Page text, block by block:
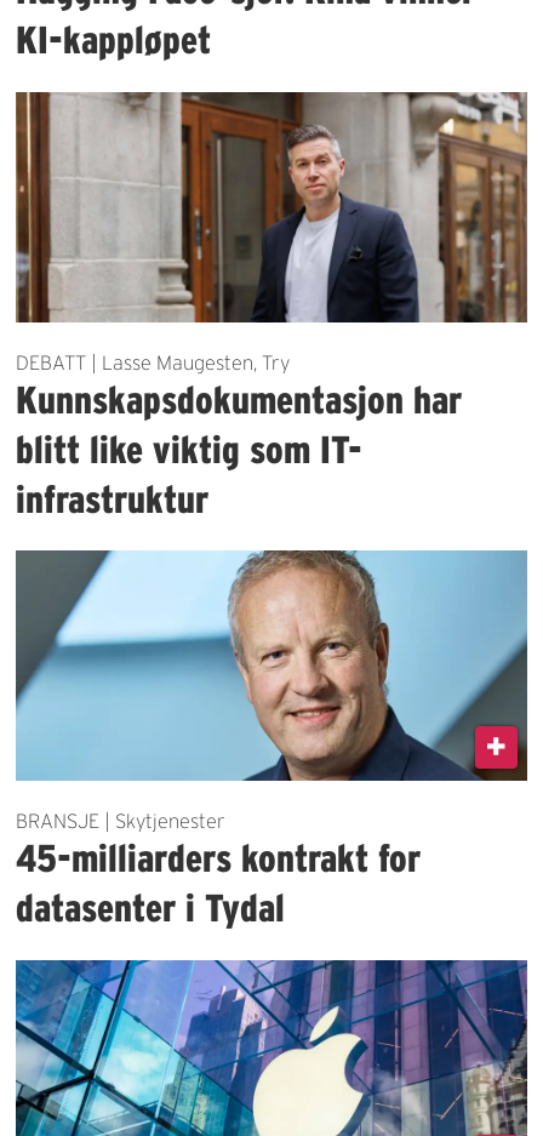
KI-kappløpet
DEBATT | Lasse Maugesten, Try
Kunnskapsdokumentasjon har
blitt like viktig som IT-
infrastruktur
BRANSJE | Skytjenester
45-milliarders kontrakt for
datasenter i Tydal